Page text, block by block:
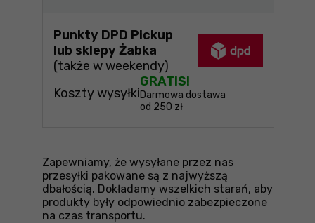
Punkty DPD Pickup
lub sklepy Żabka
(także w weekendy)
Koszty wysyłki
GRATIS!
Darmowa dostawa
od 250 zł
Zapewniamy, że wysyłane przez nas
przesyłki pakowane są z najwyższą
dbałością. Dokładamy wszelkich starań, aby
produkty były odpowiednio zabezpieczone
na czas transportu.